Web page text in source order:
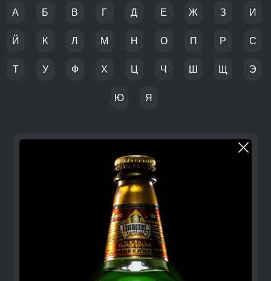
А Б В Г Д Е Ж З И
Й К Л М Н О П Р С
Т У Ф Х Ц Ч Ш Щ Э
Ю Я